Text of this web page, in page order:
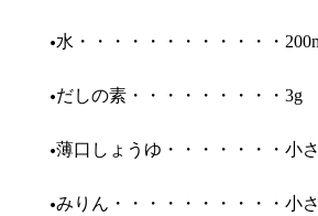
•水・・・・・・・・・・・・
•だしの素・・・・・・・・・ 3g
•薄口しょうゆ・・・・・・・小
•みりん・・・・・・・・・・小